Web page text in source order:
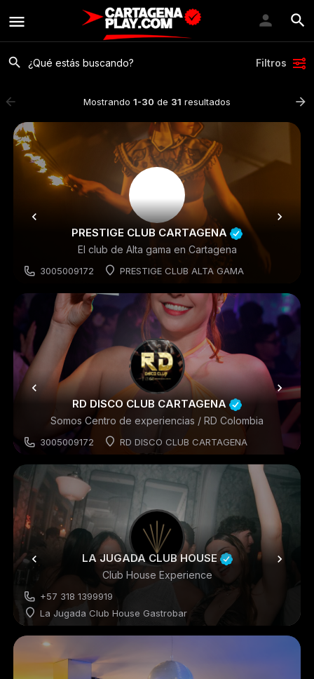
Filtros
Mostrando 1-30 de 31 resultados
PRESTIGE CLUB CARTAGENA
El club de Alta gama en Cartagena
3005009172 PRESTIGE CLUB ALTA GAMA
Discoteca
RD DISCO CLUB CARTAGENA
Somos Centro de experiencias / RD Colombia
3005009172 RD DISCO CLUB CARTAGENA
Discoteca
LA JUGADA CLUB HOUSE
Club House Experience
+57 318 1399919
La Jugada Club House Gastrobar